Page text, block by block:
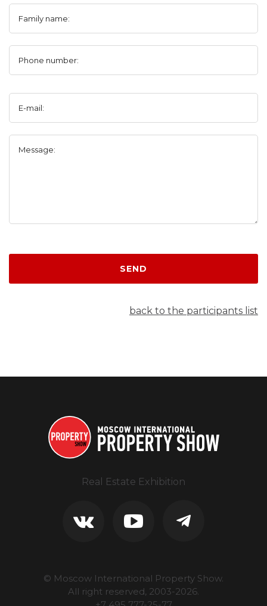
Family name:
Phone number:
E-mail:
Message:
SEND
back to the participants list
Real Estate Exhibition
© Moscow International Property Show.
All right reserved, 2003-2026.